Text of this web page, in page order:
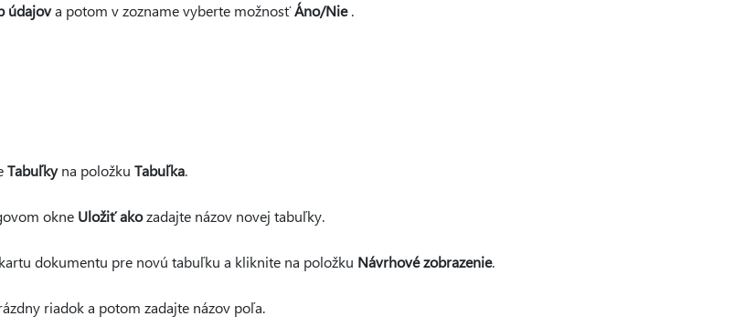
údajova potom v zozname vyberte možnosťÁno/Nie.
Tabuľkyna položku Tabuľka.
okne Uložiť akozadajte názov novej tabuľky.
dokumentu pre novú tabuľku a kliknite na položku Návrhové zobrazenie.
riadok a potom zadajte názov poľa.